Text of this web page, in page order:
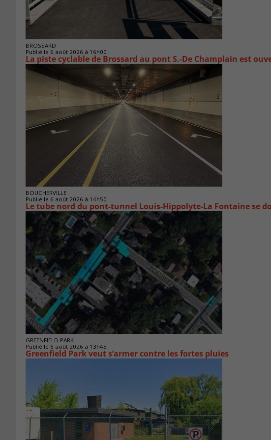
BROSSARD
Publié le 6 août 2026 à 16h00
La piste cyclable de Brossard au pont S.-De Champlain est
BOUCHERVILLE
Publié le 6 août 2026 à 14h50
Le tube nord du pont-tunnel Louis-Hippolyte-La Fontaine se
GREENFIELD PARK
Publié le 6 août 2026 à 13h45
Greenfield Park veut s’armer contre